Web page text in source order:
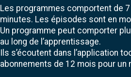
Les programmes comportent de
minutes. Les épisodes sont en
Un programme peut comporter
au long de l’apprentissage.
Ils s’écoutent dans l’application
abonnements de 12 mois pour un